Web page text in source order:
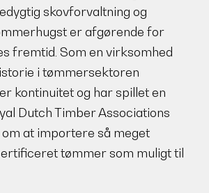
skovforvaltning og
er afgørende for
fremtid. Som en virksomhed
i tømmersektoren
kontinuitet og har spillet en
Dutch Timber Associations
at importere så meget
tømmer som muligt til